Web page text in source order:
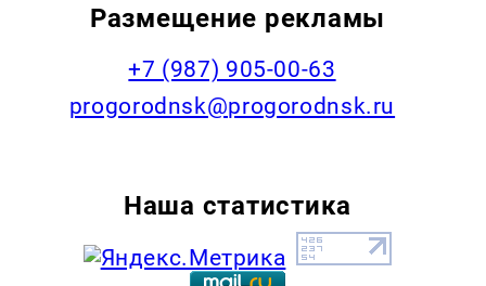
Размещение рекламы
+7 (987) 905-00-63
progorodnsk@progorodnsk.ru
Наша статистика